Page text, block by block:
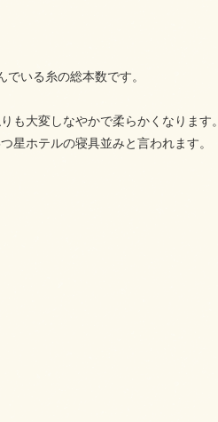
いる糸の総本数です。
も大変しなやかで柔らかくなります。
星ホテルの寝具並みと言われます。